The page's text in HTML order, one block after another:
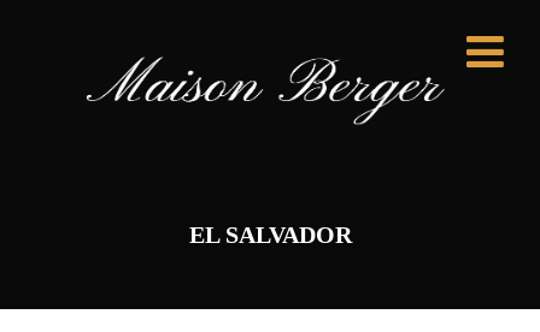
EL SALVADOR